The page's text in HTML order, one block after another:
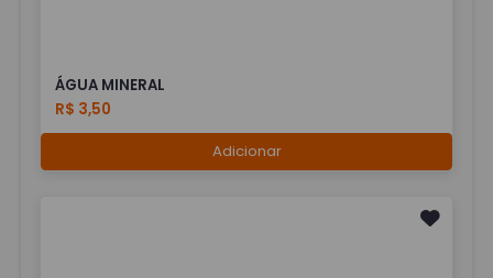
ÁGUA MINERAL
R$ 3,50
Adicionar